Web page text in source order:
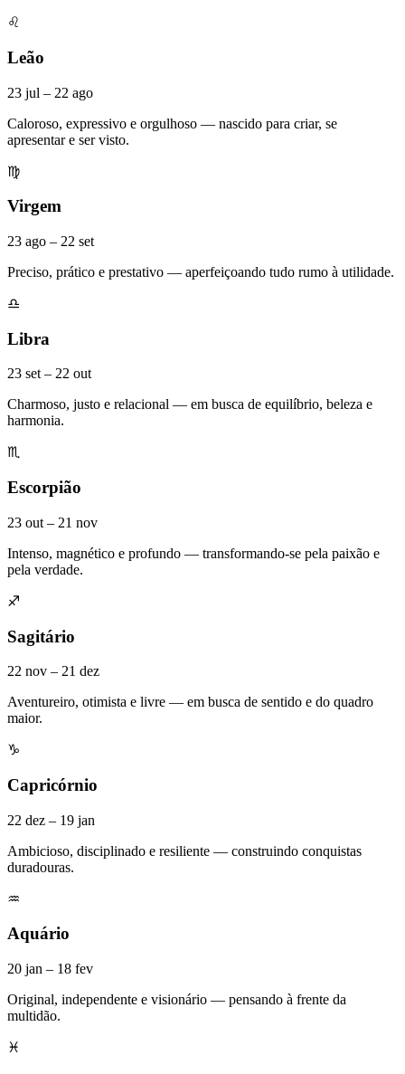
♌
Leão
23 jul – 22 ago
Caloroso, expressivo e orgulhoso — nascido para criar, se
apresentar e ser visto.
♍
Virgem
23 ago – 22 set
Preciso, prático e prestativo — aperfeiçoando tudo rumo à utilidade.
♎
Libra
23 set – 22 out
Charmoso, justo e relacional — em busca de equilíbrio, beleza e
harmonia.
♏
Escorpião
23 out – 21 nov
Intenso, magnético e profundo — transformando-se pela paixão e
pela verdade.
♐
Sagitário
22 nov – 21 dez
Aventureiro, otimista e livre — em busca de sentido e do quadro
maior.
♑
Capricórnio
22 dez – 19 jan
Ambicioso, disciplinado e resiliente — construindo conquistas
duradouras.
♒
Aquário
20 jan – 18 fev
Original, independente e visionário — pensando à frente da
multidão.
♓